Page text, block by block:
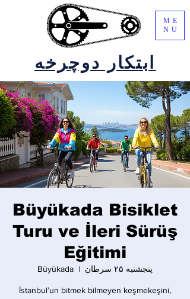
ابتکار دوچرخه
ME
NU
Büyükada Bisiklet
Turu ve İleri Sürüş
Eğitimi
پنجشنبه ۲۵ سرطان
  |
Büyükada
İstanbul’un bitmek bilmeyen keşmekeşini,